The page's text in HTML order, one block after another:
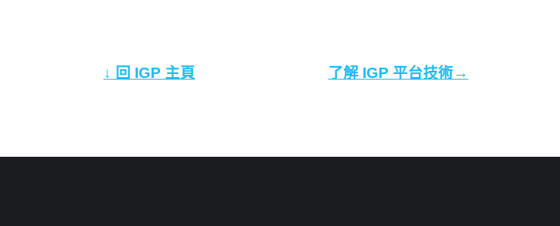
↓ 回 IGP 主頁 了解 IGP 平台技術→